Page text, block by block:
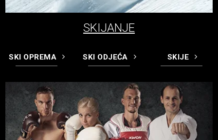
SKIJANJE
SKI OPREMA SKI ODJEĆA SKIJE